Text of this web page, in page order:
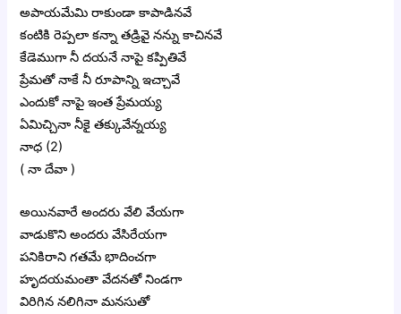
అపాయమేమి రాకుండా కాపాడినవే
కంటికి రెప్పలా కన్నా తడ్రివై నన్ను కాచినవే
కేడెముగా నీ దయనే నాపై కప్పితివే
ప్రేమతో నాకే నీ రూపాన్ని ఇచ్చావే
ఎందుకో నాపై ఇంత ప్రేమయ్య
ఏమిచ్చినా నీకై తక్కువేన్నయ్య
నాధ (2)
( నా దేవా )
అయినవారే అందరు వేలి వేయగా
వాడుకొని అందరు వేసిరేయగా
పనికిరాని గతమే భాదించగా
హృదయమంతా వేదనతో నిండగా
విరిగిన నలిగినా మనసుతో